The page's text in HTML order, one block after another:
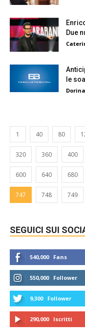
Due
le
Dorina
1 40 80
320 360 400
600 640 680
747 748 749
SEGUICI SUI
540,000 Fans
550,000 Follower
9,300 Follower
290,000 Iscritti